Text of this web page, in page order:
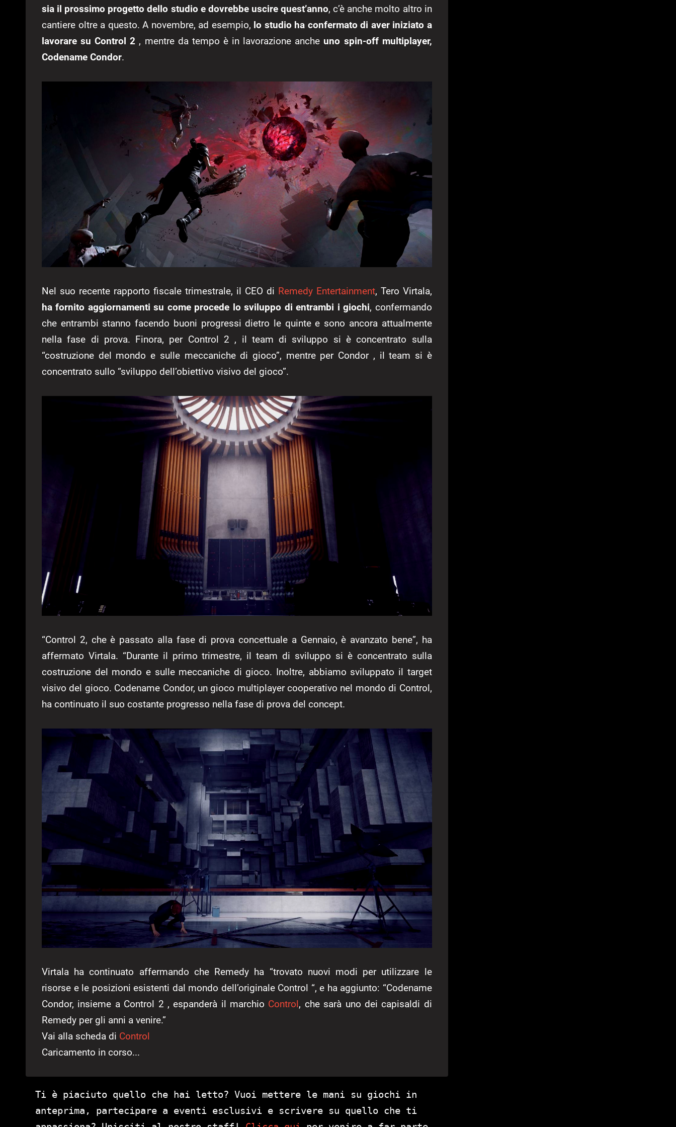
sia il prossimo progetto dello studio e dovrebbe uscire quest’anno, c’è anche molto altro in
cantiere oltre a questo. A novembre, ad esempio, lo studio ha confermato di aver iniziato a
lavorare su Control 2 , mentre da tempo è in lavorazione anche uno spin-off multiplayer,
Codename Condor.
Nel suo recente rapporto fiscale trimestrale, il CEO di Remedy Entertainment, Tero Virtala,
ha fornito aggiornamenti su come procede lo sviluppo di entrambi i giochi, confermando
che entrambi stanno facendo buoni progressi dietro le quinte e sono ancora attualmente
nella fase di prova. Finora, per Control 2 , il team di sviluppo si è concentrato sulla
“costruzione del mondo e sulle meccaniche di gioco”, mentre per Condor , il team si è
concentrato sullo “sviluppo dell’obiettivo visivo del gioco”.
“Control 2, che è passato alla fase di prova concettuale a Gennaio, è avanzato bene”, ha
affermato Virtala. “Durante il primo trimestre, il team di sviluppo si è concentrato sulla
costruzione del mondo e sulle meccaniche di gioco. Inoltre, abbiamo sviluppato il target
visivo del gioco. Codename Condor, un gioco multiplayer cooperativo nel mondo di Control,
ha continuato il suo costante progresso nella fase di prova del concept.
Virtala ha continuato affermando che Remedy ha “trovato nuovi modi per utilizzare le
risorse e le posizioni esistenti dal mondo dell’originale Control “, e ha aggiunto: “Codename
Condor, insieme a Control 2 , espanderà il marchio Control, che sarà uno dei capisaldi di
Remedy per gli anni a venire.”
Vai alla scheda di Control
Caricamento in corso...
Ti è piaciuto quello che hai letto? Vuoi mettere le mani su giochi in
anteprima, partecipare a eventi esclusivi e scrivere su quello che ti